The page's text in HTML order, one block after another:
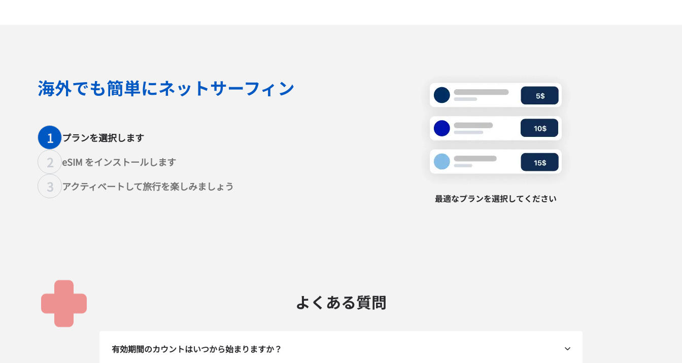
海外でも簡単にネットサーフィン
1 プランを選択します
2 eSIM をインストールします
3 アクティベートして旅行を楽しみましょう
最適なプランを選択してください
よくある質問
有効期間のカウントはいつから始まりますか？
How do I get my eSim?